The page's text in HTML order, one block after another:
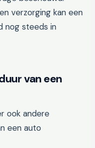
verzorging kan een
nog steeds in
van een
ook andere
een auto